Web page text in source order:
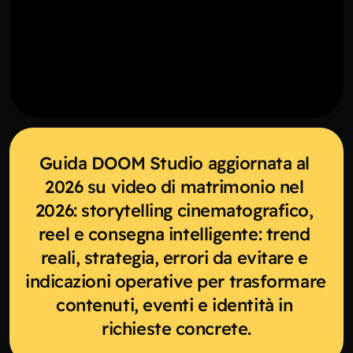
Guida DOOM Studio aggiornata al
2026 su video di matrimonio nel
2026: storytelling cinematografico,
reel e consegna intelligente: trend
reali, strategia, errori da evitare e
indicazioni operative per trasformare
contenuti, eventi e identità in
richieste concrete.